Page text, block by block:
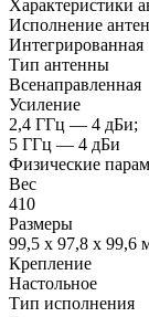
Характеристики
Исполнение
Интегрированная
Тип антенны
Всенаправленная
Усиление
2,4 ГГц — 4 дБи;
5 ГГц — 4 дБи
Физические
Вес
410
Размеры
99,5 х 97,8 х 99,6
Крепление
Настольное
Тип исполнения